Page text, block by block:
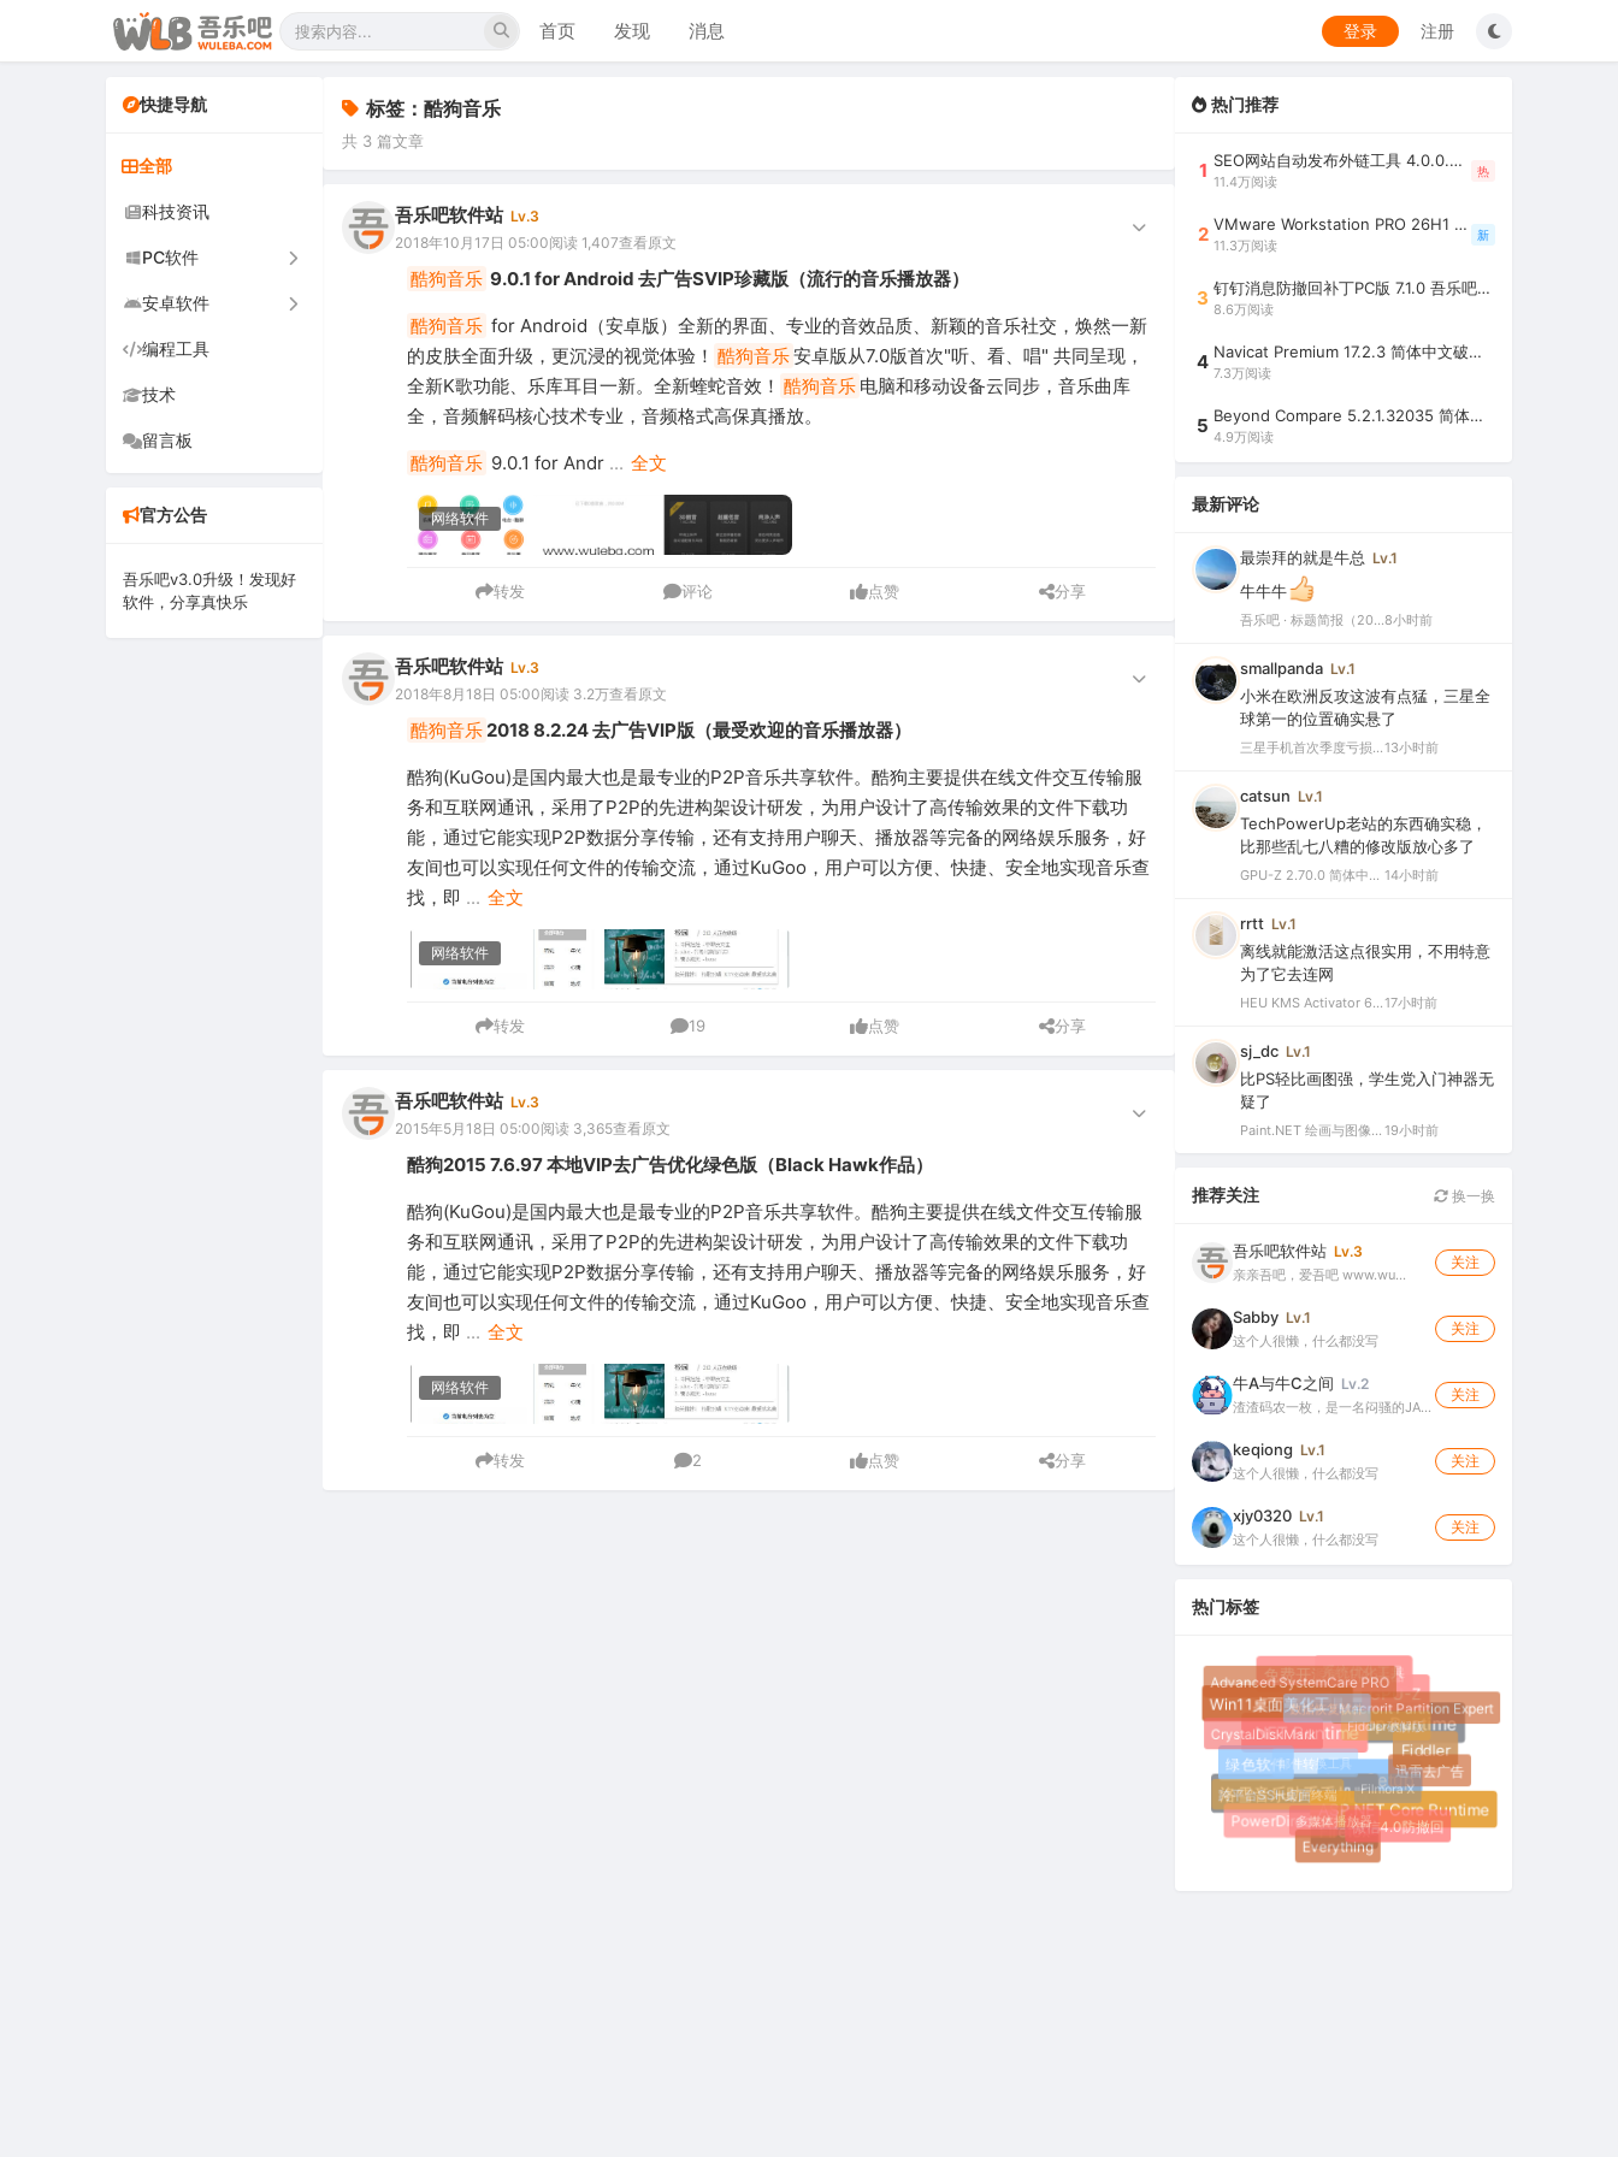
首页 发现 消息 登录 注册
快捷导航
全部
科技资讯
PC软件
办公软件
网络软件
音频视频
系统下载
安卓软件
手机软件
车机软件
编程工具
技术
留言板
官方公告
吾乐吧v3.0升级！发现好
软件，分享真快乐
标签：酷狗音乐
共 3 篇文章
吾乐吧软件站 Lv.3
2018年10月17日 05:00阅读 1,407查看原文
酷狗音乐 9.0.1 for Android 去广告SVIP珍藏版（流行的音乐播放器）
酷狗音乐 for Android（安卓版）全新的界面、专业的音效品质、新颖的音乐社交，焕然一新
的皮肤全面升级，更沉浸的视觉体验！ 酷狗音乐安卓版从7.0版首次"听、看、唱" 共同呈现，
全新K歌功能、乐库耳目一新。全新蝰蛇音效！ 酷狗音乐 电脑和移动设备云同步，音乐曲库
全，音频解码核心技术专业，音频格式高保真播放。
酷狗音乐 9.0.1 for Andr ... 全文
网络软件
转发 评论 点赞 分享
吾乐吧软件站 Lv.3
2018年8月18日 05:00阅读 3.2万查看原文
酷狗音乐2018 8.2.24 去广告VIP版（最受欢迎的音乐播放器）
酷狗(KuGou)是国内最大也是最专业的P2P音乐共享软件。酷狗主要提供在线文件交互传输服
务和互联网通讯，采用了P2P的先进构架设计研发，为用户设计了高传输效果的文件下载功
能，通过它能实现P2P数据分享传输，还有支持用户聊天、播放器等完备的网络娱乐服务，好
友间也可以实现任何文件的传输交流，通过KuGoo，用户可以方便、快捷、安全地实现音乐查
找，即 ... 全文
网络软件
转发 19 点赞 分享
吾乐吧软件站 Lv.3
2015年5月18日 05:00阅读 3,365查看原文
酷狗2015 7.6.97 本地VIP去广告优化绿色版（Black Hawk作品）
酷狗(KuGou)是国内最大也是最专业的P2P音乐共享软件。酷狗主要提供在线文件交互传输服
务和互联网通讯，采用了P2P的先进构架设计研发，为用户设计了高传输效果的文件下载功
能，通过它能实现P2P数据分享传输，还有支持用户聊天、播放器等完备的网络娱乐服务，好
友间也可以实现任何文件的传输交流，通过KuGoo，用户可以方便、快捷、安全地实现音乐查
找，即 ... 全文
网络软件
转发 2 点赞 分享
热门推荐
1 SEO网站自动发布外链工具 4.0.0.0 吾乐吧优化版（智能代理狂刷外链）
11.4万阅读
热
2 VMware Workstation PRO 26H1 中文精简安装注册版 / 完整版（最好用的虚拟机软件）
11.3万阅读
新
3 钉钉消息防撤回补丁PC版 7.1.0 吾乐吧优化版（支持消息防撤回+钉钉多开+支持消息永不已读+去除钉钉水印）
8.6万阅读
4 Navicat Premium 17.2.3 简体中文破解版（多重数据库管理工具）
7.3万阅读
5 Beyond Compare 5.2.1.32035 简体中文注册版（超强文件/夹比较工具）
4.9万阅读
最新评论
最崇拜的就是牛总 Lv.1
牛牛牛
吾乐吧 · 标题简报（2026-08-08）8小时前
smallpanda Lv.1
小米在欧洲反攻这波有点猛，三星全
球第一的位置确实悬了
三星手机首次季度亏损，中国市场仅剩0.1%份额背后的三大败因13小时前
catsun Lv.1
TechPowerUp老站的东西确实稳，
比那些乱七八糟的修改版放心多了
GPU-Z 2.70.0 简体中文汉化版（显卡测试专业的软件） 14小时前
rrtt Lv.1
离线就能激活这点很实用，不用特意
为了它去连网
HEU KMS Activator 64.0 简体中文版（支持激活最新版Windows/Office离线永久激活）17小时前
sj_dc Lv.1
比PS轻比画图强，学生党入门神器无
疑了
Paint.NET 绘画与图像处理软件 v5.1.12 官方版（Windows 免费开源图像编辑工具） 19小时前
推荐关注 换一换
吾乐吧软件站 Lv.3
亲亲吾吧，爱吾吧 www.wu…
关注
Sabby Lv.1
这个人很懒，什么都没写
关注
牛A与牛C之间 Lv.2
渣渣码农一枚，是一名闷骚的JA…
关注
keqiong Lv.1
这个人很懒，什么都没写
关注
xjy0320 Lv.1
这个人很懒，什么都没写
关注
热门标签
Inno Setup
.NET Desktop Runtime
.NET Runtime
洛雪音乐助手手机版
Firefox
ASP.NET Core Runtime
Fiddler
GPU-Z
免费开源PDF阅读器
Win11桌面美化工具
绿色软件
PowerDirector
Everything
微信4.0防撤回
迅雷去广告
Macrorit Partition Expert
系统优化工具
Advanced SystemCare PRO
CrystalDiskMark
跨平台SSH桌面终端
多媒体播放器
Filmora X
Fiddler破解版
数据恢复软件
邮件转换工具